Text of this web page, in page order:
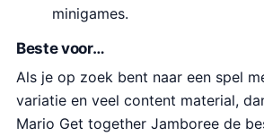
minigames.
Beste voor…
Als je op zoek bent naar een spel
variatie en veel content material,
Mario Get together Jamboree de